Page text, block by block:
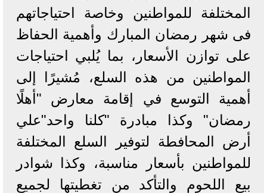
المختلفة للمواطنين وخاصة احتياجاتهم
فى شهر رمضان المبارك وأهمية الحفاظ
على توازن الأسعار، بما يُلبي احتياجات
المواطنين من هذه السلع، مُشيرًا إلى
أهمية التوسع في إقامة معارض "أهلًا
رمضان" وكذا مبادرة "كلنا واحد"علي
أرض المحافطة لتوفير السلع المختلفة
للمواطنين بأسعار مناسبة، وكذا شوادر
بيع اللحوم والتأكد من تغطيتها لجميع